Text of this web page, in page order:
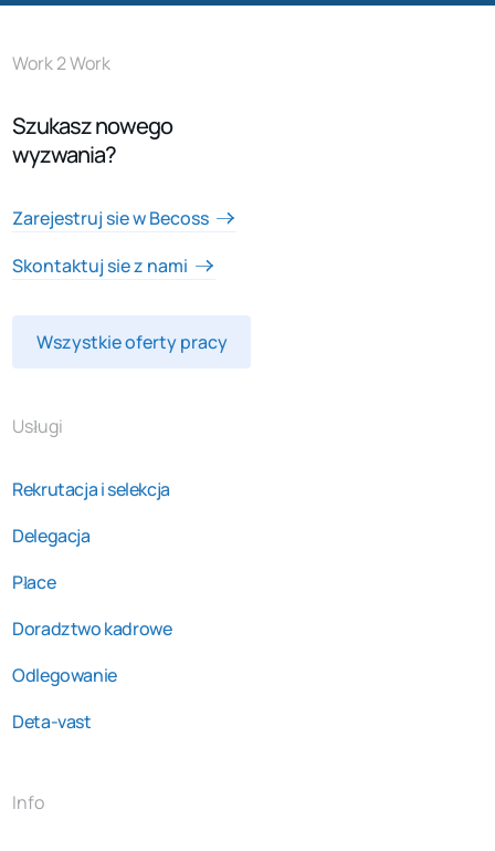
Work 2 Work
Szukasz nowego
wyzwania?
Zarejestruj sie w Becoss
Skontaktuj sie z nami
Wszystkie oferty pracy
Usługi
Rekrutacja i selekcja
Delegacja
Płace
Doradztwo kadrowe
Odlegowanie
Deta-vast
Info